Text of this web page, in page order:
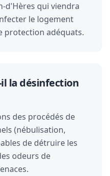
d'Hères qui viendra
le logement
protection adéquats.
la désinfection
des procédés de
(nébulisation,
de détruire les
odeurs de